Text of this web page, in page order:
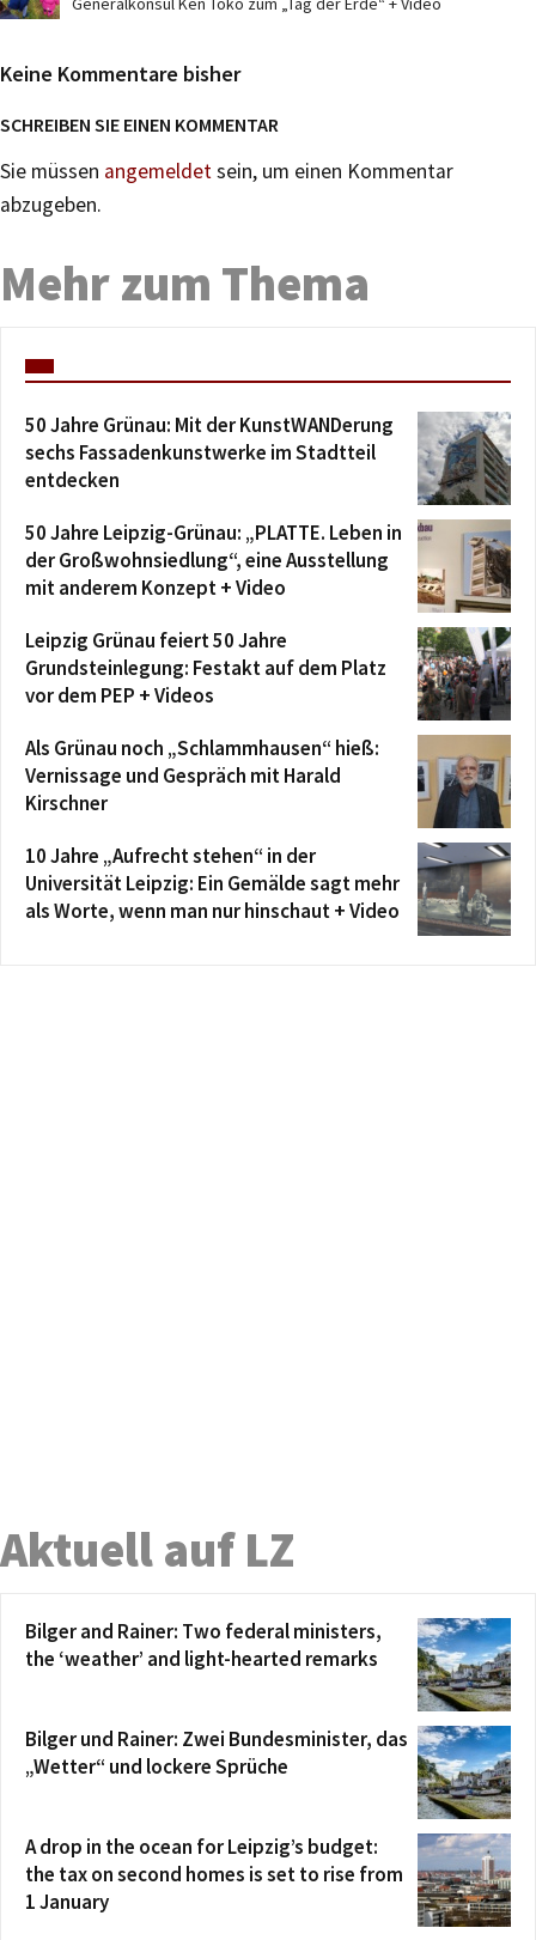
Keine Kommentare bisher
SCHREIBEN SIE EINEN KOMMENTAR
Sie müssen angemeldetsein, um einen Kommentar
abzugeben.
Mehr zum Thema
50 Jahre Grünau: Mit der KunstWANDerung
sechs Fassadenkunstwerke im Stadtteil
entdecken
50 Jahre Leipzig-Grünau: „PLATTE. Leben in
der Großwohnsiedlung“, eine Ausstellung
mit anderem Konzept + Video
Leipzig Grünau feiert 50 Jahre
Grundsteinlegung: Festakt auf dem Platz
vor dem PEP + Videos
Als Grünau noch „Schlammhausen“ hieß:
Vernissage und Gespräch mit Harald
Kirschner
10 Jahre „Aufrecht stehen“ in der
Universität Leipzig: Ein Gemälde sagt mehr
als Worte, wenn man nur hinschaut + Video
Aktuell auf LZ
Bilger and Rainer: Two federal ministers,
the ‘weather’ and light-hearted remarks
Bilger und Rainer: Zwei Bundesminister, das
„Wetter“ und lockere Sprüche
A drop in the ocean for Leipzig’s budget:
the tax on second homes is set to rise from
1 January